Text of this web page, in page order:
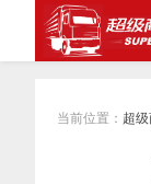
当前位置： 超